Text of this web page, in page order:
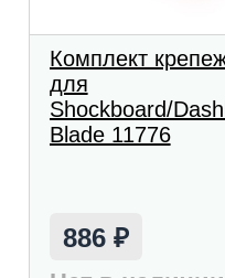
Комплект
для
Shockboard/
Blade 11776
886 ₽